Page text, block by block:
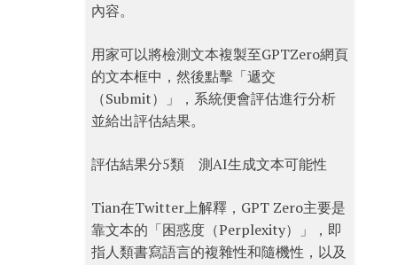
內容。
用家可以將檢測文本複製至GPTZero網頁
的文本框中，然後點擊「遞交
（Submit）」，系統便會評估進行分析
並給出評估結果。
評估結果分5類 測AI生成文本可能性
Tian在Twitter上解釋，GPT Zero主要是
靠文本的「困惑度（Perplexity）」，即
指人類書寫語言的複雜性和隨機性，以及